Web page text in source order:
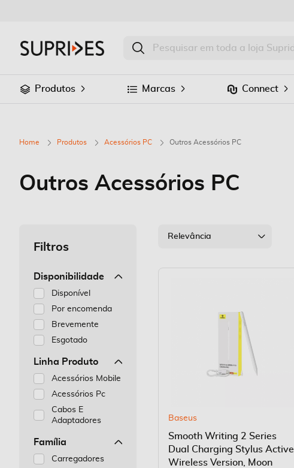
Produtos Marcas Connect
Home Produtos Acessórios PC Outros Acessórios PC
Outros Acessórios PC
Relevância
Baseus
Smooth Writing 2 Series
Dual Charging Stylus Active
Wireless Version, Moon
Filtros
Disponibilidade
Disponível
Por encomenda
Brevemente
Esgotado
Linha Produto
Acessórios Mobile
Acessórios Pc
Cabos E
Adaptadores
Família
Carregadores